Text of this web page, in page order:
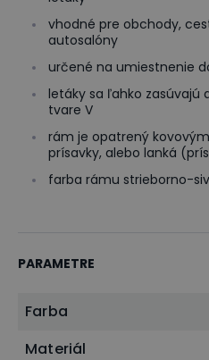
vhodné pre obchody,
autosalóny
určené na umiestnenie
letáky sa ľahko zasúvajú
tvare V
rám je opatrený
prísavky, alebo lanká
farba rámu strieborno-
PARAMETRE
Farba
Materiál